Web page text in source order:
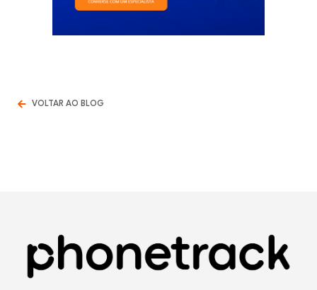
VOLTAR AO BLOG